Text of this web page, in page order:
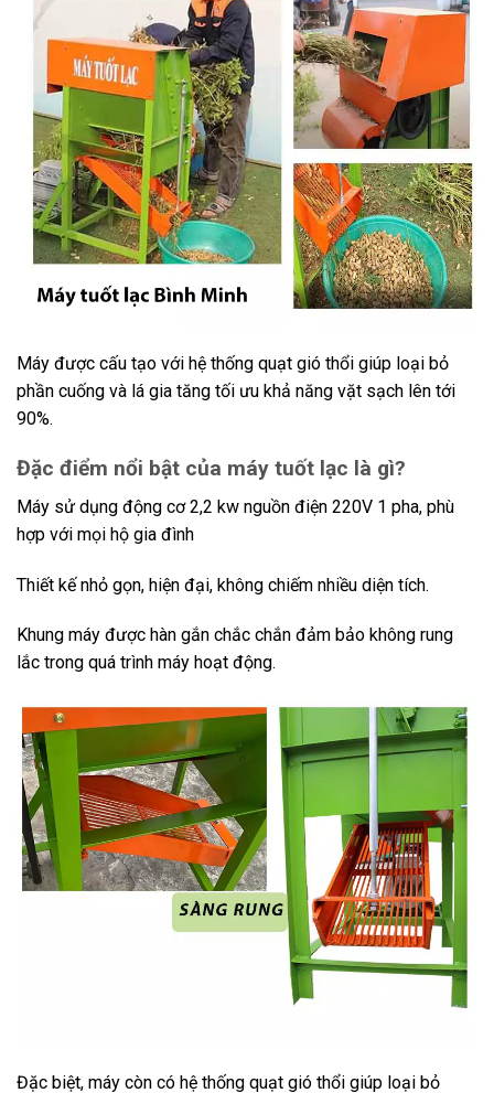
Máy được cấu tạo với hệ thống quạt gió thổi giúp loại bỏ
phần cuống và lá gia tăng tối ưu khả năng vặt sạch lên tới
90%.
Đặc điểm nổi bật của máy tuốt lạc là gì?
Máy sử dụng động cơ 2,2 kw nguồn điện 220V 1 pha, phù
hợp với mọi hộ gia đình
Thiết kế nhỏ gọn, hiện đại, không chiếm nhiều diện tích.
Khung máy được hàn gắn chắc chắn đảm bảo không rung
lắc trong quá trình máy hoạt động.
Đặc biệt, máy còn có hệ thống quạt gió thổi giúp loại bỏ